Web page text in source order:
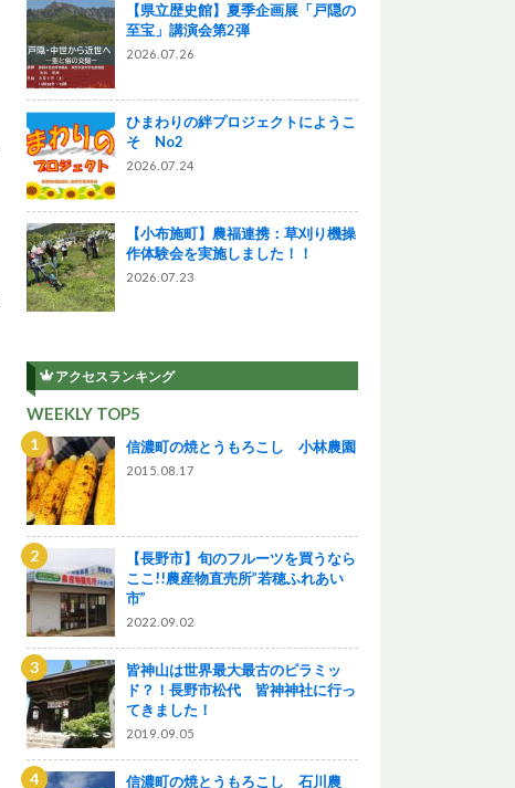
【県立歴史館】夏季企画展「戸隠の
至宝」講演会第2弾
2026.07.26
ひまわりの絆プロジェクトにようこ
そ No2
2026.07.24
【小布施町】農福連携：草刈り機操
作体験会を実施しました！！
2026.07.23
アクセスランキング
WEEKLY TOP5
信濃町の焼とうもろこし 小林農園
2015.08.17
【長野市】旬のフルーツを買うなら
ここ!!農産物直売所”若穂ふれあい
市”
2022.09.02
皆神山は世界最大最古のピラミッ
ド？！長野市松代 皆神神社に行っ
てきました！
2019.09.05
信濃町の焼とうもろこし 石川農